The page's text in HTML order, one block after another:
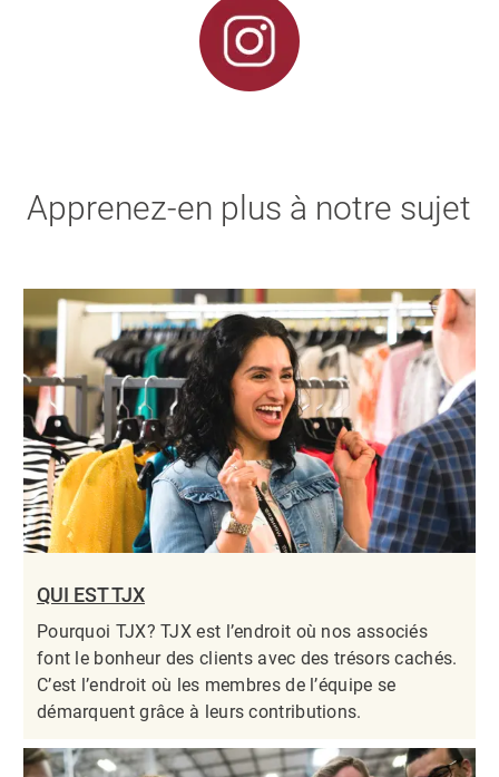
Apprenez-en plus à notre sujet
QUI EST TJX
Pourquoi TJX? TJX est l’endroit où nos associés
font le bonheur des clients avec des trésors cachés.
C’est l’endroit où les membres de l’équipe se
démarquent grâce à leurs contributions.​​​​​​​